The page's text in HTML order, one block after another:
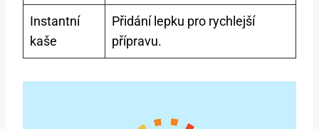
Instantní
kaše
Přidání lepku pro rychlejší
přípravu.